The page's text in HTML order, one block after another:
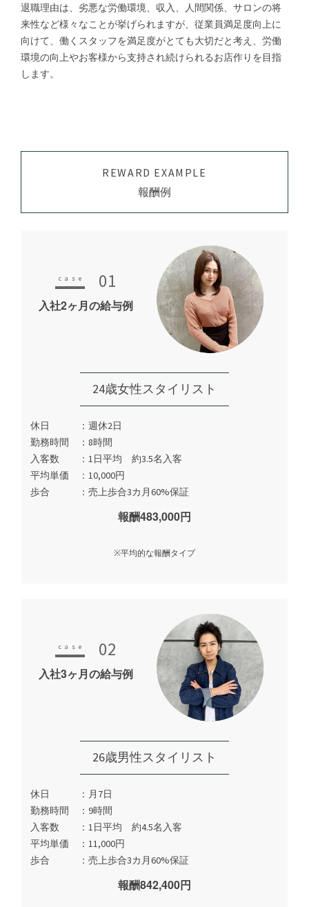
退職理由は、劣悪な労働環境、収入、人間関係、サロンの将
来性など様々なことが挙げられますが、従業員満足度向上に
向けて、働くスタッフを満足度がとても大切だと考え、労働
環境の向上やお客様から支持され続けられるお店作りを目指
します。
REWARD EXAMPLE
報酬例
01
入社2ヶ月の給与例
24歳女性スタイリスト
休日
週休2日
勤務時間
8時間
入客数
1日平均 約3.5名入客
平均単価
10,000円
歩合
売上歩合3カ月60%保証
報酬483,000円
※平均的な報酬タイプ
02
入社3ヶ月の給与例
26歳男性スタイリスト
休日
月7日
勤務時間
9時間
入客数
1日平均 約4.5名入客
平均単価
11,000円
歩合
売上歩合3カ月60%保証
報酬842,400円